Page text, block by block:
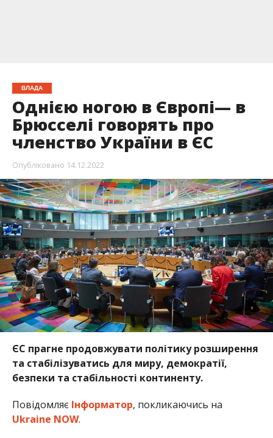
ВЛАДА
Однією ногою в Європі— в
Брюсселі говорять про
членство України в ЄС
Опубліковано 14.12.2022
ЄС прагне продовжувати політику розширення
та стабілізуватись для миру, демократії,
безпеки та стабільності континенту.
Повідомляє Інформатор, покликаючись на
Ukraine NOW.